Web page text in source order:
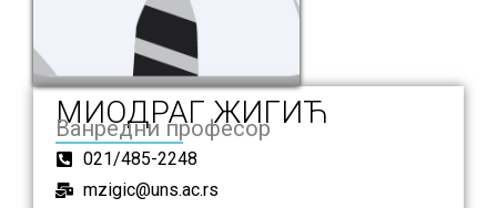
МИОДРАГ ЖИГИЋ
Ванредни професор
021/485-2248
mzigic@uns.ac.rs